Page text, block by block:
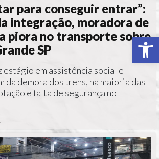
para conseguir entrar”:
integração, moradora de
piora no transporte sobre
SP
estágio em assistência social e
da demora dos trens, na maioria das
e falta de segurança no